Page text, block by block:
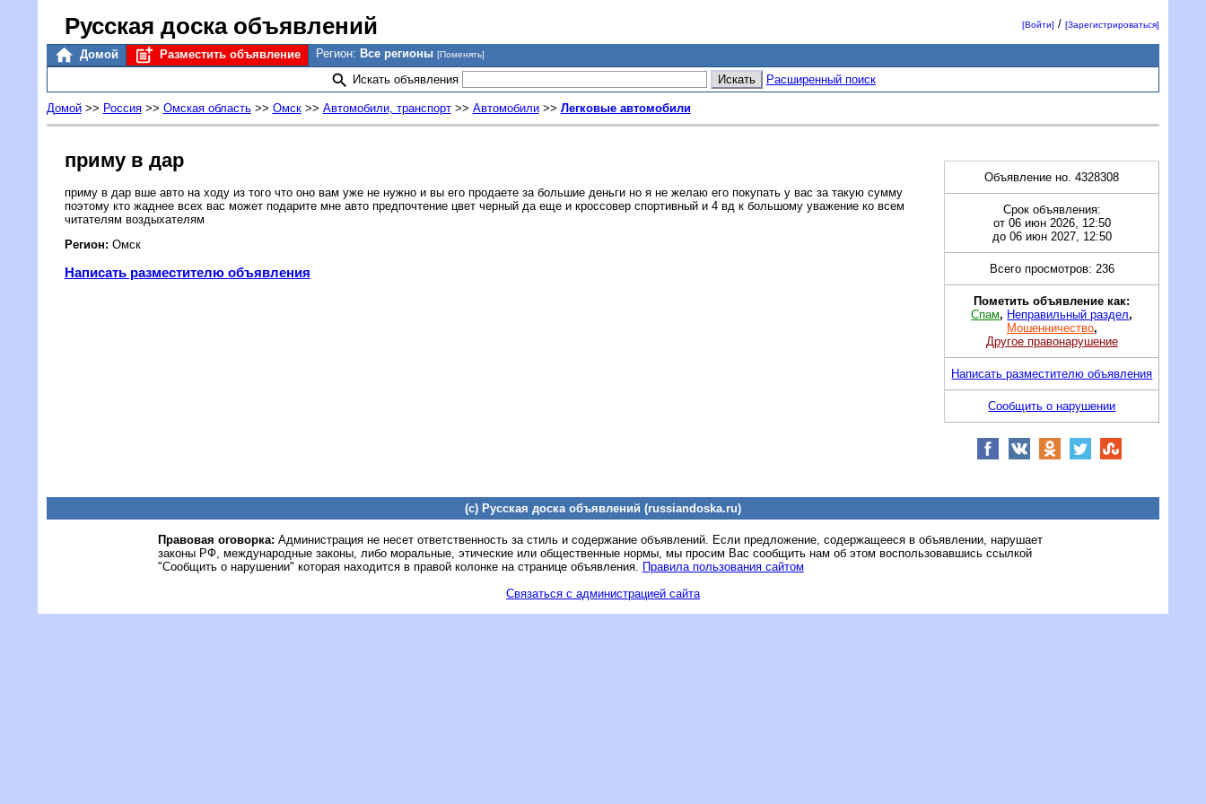
Русская доска объявлений [Войти] /[Зарегистрироваться]
Домой Разместить объявление Регион: Все регионы [Поменять]
Искать объявления Расширенный поиск
Домой>> Россия>> Омская область>> Омск>> Автомобили, транспорт>> Автомобили>> Легковые автомобили
приму в дар
приму в дар вше авто на ходу из того что оно вам уже не нужно и вы его продаете за большие деньги но я не желаю его покупать у вас за такую сумму
поэтому кто жаднее всех вас может подарите мне авто предпочтение цвет черный да еще и кроссовер спортивный и 4 вд к большому уважение ко всем
читателям воздыхателям
Регион: Омск
Написать разместителю объявления
Объявление но. 4328308
Срок объявления:
от 06 июн 2026, 12:50
до 06 июн 2027, 12:50
Всего просмотров: 236
Пометить объявление как:
Спам, Неправильный раздел,
Мошенничество,
Другое правонарушение
Написать разместителю объявления
Сообщить о нарушении
(c) Русская доска объявлений (russiandoska.ru)
Правовая оговорка: Администрация не несет ответственность за стиль и содержание объявлений. Если предложение, содержащееся в объявлении, нарушает
законы РФ, международные законы, либо моральные, этические или общественные нормы, мы просим Вас сообщить нам об этом воспользовавшись ссылкой
"Сообщить о нарушении" которая находится в правой колонке на странице объявления.
Правила пользования сайтом
Связаться с администрацией сайта